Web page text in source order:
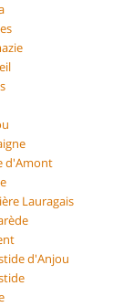
d'Amont
Lauragais
d'Anjou